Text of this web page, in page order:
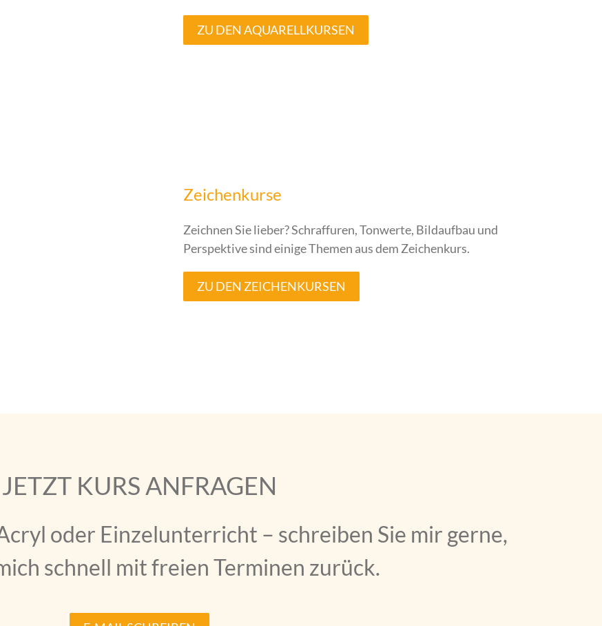
ZU DEN AQUARELLKURSEN
Zeichenkurse
Zeichnen Sie lieber? Schraffuren, Tonwerte, Bildaufbau und
Perspektive sind einige Themen aus dem Zeichenkurs.
ZU DEN ZEICHENKURSEN
JETZT KURS ANFRAGEN
oder Einzelunterricht – schreiben Sie mir gerne,
schnell mit freien Terminen zurück.